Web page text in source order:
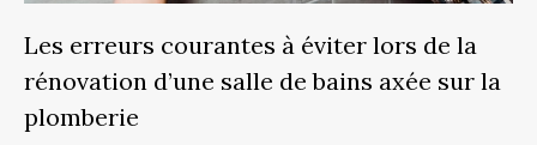
Les erreurs courantes à éviter lors de la
rénovation d’une salle de bains axée sur la
plomberie